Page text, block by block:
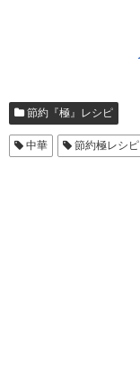
節約『極』レシピ
中華 節約極レシピ